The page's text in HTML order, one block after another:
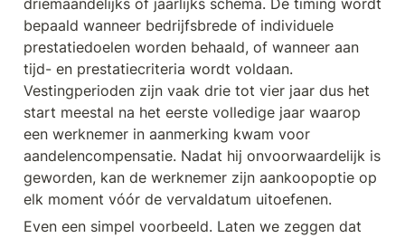
driemaandelijks of jaarlijks schema. De timing wordt
bepaald wanneer bedrijfsbrede of individuele
prestatiedoelen worden behaald, of wanneer aan
tijd- en prestatiecriteria wordt voldaan.
Vestingperioden zijn vaak drie tot vier jaar dus het
start meestal na het eerste volledige jaar waarop
een werknemer in aanmerking kwam voor
aandelencompensatie. Nadat hij onvoorwaardelijk is
geworden, kan de werknemer zijn aankoopoptie op
elk moment vóór de vervaldatum uitoefenen.
Even een simpel voorbeeld. Laten we zeggen dat